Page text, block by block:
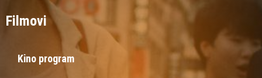
Filmovi
Kino program